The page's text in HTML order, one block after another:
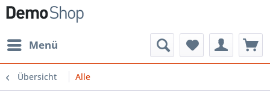
Menü
Übersicht Alle